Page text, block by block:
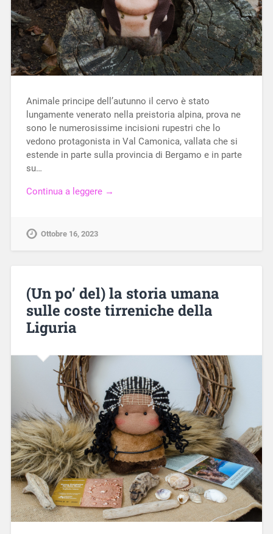
Animale principe dell’autunno il cervo è stato
lungamente venerato nella preistoria alpina, prova ne
sono le numerosissime incisioni rupestri che lo
vedono protagonista in Val Camonica, vallata che si
estende in parte sulla provincia di Bergamo e in parte
su…
Continua a leggere →
Ottobre 16, 2023
(Un po’ del) la storia umana
sulle coste tirreniche della
Liguria